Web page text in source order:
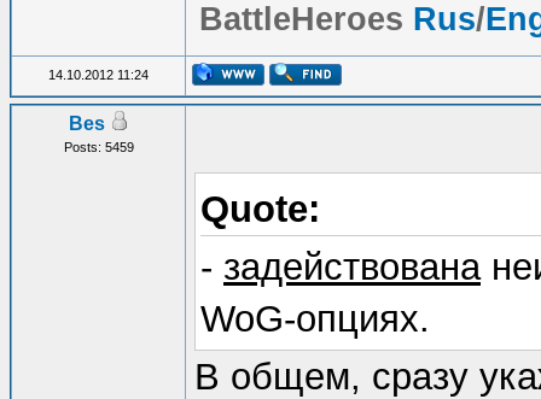
BattleHeroes Rus/
14.10.2012 11:24
Bes
Posts: 5459
Quote:
- задействована
WoG-опциях.
В общем, сразу